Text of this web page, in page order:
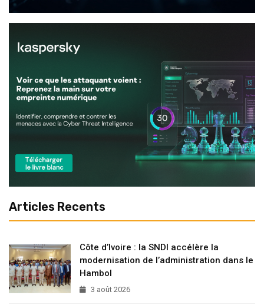
Articles Recents
Côte d’Ivoire : la SNDI accélère la
modernisation de l’administration dans le
Hambol
3 août 2026